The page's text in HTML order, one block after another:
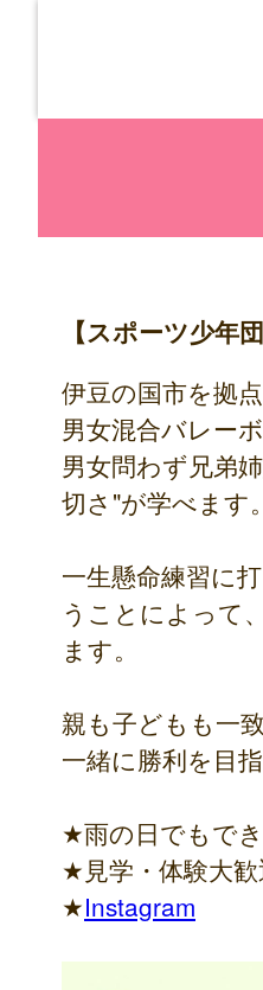
【スポーツ少年
伊豆の国市を拠
男女混合バレー
男女問わず兄弟
切さ"が学べます。
一生懸命練習に
うことによって
ます。
親も子どもも一
一緒に勝利を目
★雨の日でもで
★見学・体験大歓
★Instagram